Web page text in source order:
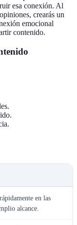
esa conexión. Al
crearás un
emocional
contenido.
en las
alcance.